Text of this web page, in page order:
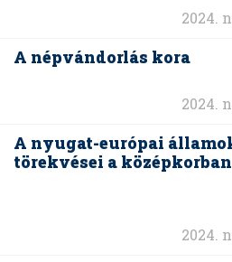
2024.
A népvándorlás kora
2024.
A nyugat-európai
törekvései a középkorban
2024.